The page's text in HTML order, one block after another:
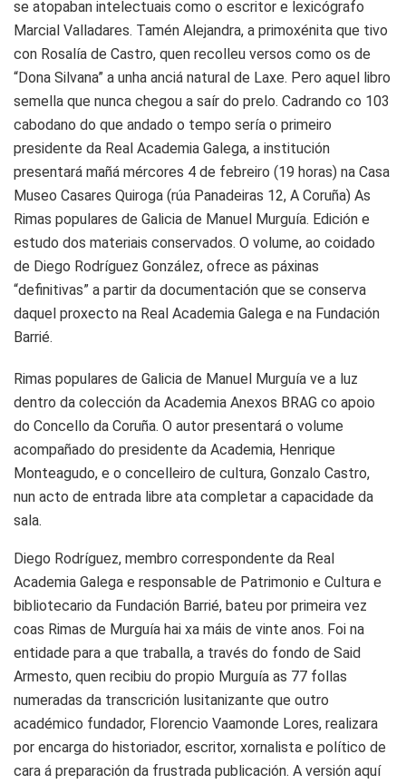
se atopaban intelectuais como o escritor e lexicógrafo
Marcial Valladares. Tamén Alejandra, a primoxénita que tivo
con Rosalía de Castro, quen recolleu versos como os de
“Dona Silvana” a unha anciá natural de Laxe. Pero aquel libro
semella que nunca chegou a saír do prelo. Cadrando co 103
cabodano do que andado o tempo sería o primeiro
presidente da Real Academia Galega, a institución
presentará mañá mércores 4 de febreiro (19 horas) na Casa
Museo Casares Quiroga (rúa Panadeiras 12, A Coruña) As
Rimas populares de Galicia de Manuel Murguía. Edición e
estudo dos materiais conservados. O volume, ao coidado
de Diego Rodríguez González, ofrece as páxinas
“definitivas” a partir da documentación que se conserva
daquel proxecto na Real Academia Galega e na Fundación
Barrié.
Rimas populares de Galicia de Manuel Murguía ve a luz
dentro da colección da Academia Anexos BRAG co apoio
do Concello da Coruña. O autor presentará o volume
acompañado do presidente da Academia, Henrique
Monteagudo, e o concelleiro de cultura, Gonzalo Castro,
nun acto de entrada libre ata completar a capacidade da
sala.
Diego Rodríguez, membro correspondente da Real
Academia Galega e responsable de Patrimonio e Cultura e
bibliotecario da Fundación Barrié, bateu por primeira vez
coas Rimas de Murguía hai xa máis de vinte anos. Foi na
entidade para a que traballa, a través do fondo de Said
Armesto, quen recibiu do propio Murguía as 77 follas
numeradas da transcrición lusitanizante que outro
académico fundador, Florencio Vaamonde Lores, realizara
por encarga do historiador, escritor, xornalista e político de
cara á preparación da frustrada publicación. A versión aquí